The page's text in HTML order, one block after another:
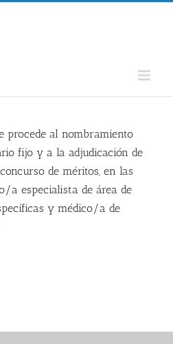
procede al nombramiento
fijo y a la adjudicación de
de méritos, en las
a especialista de área de
y médico/a de